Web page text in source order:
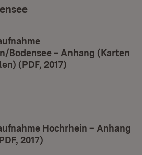
Bodensee – Anhang (Karten
(PDF, 2017)
Hochrhein – Anhang
2017)